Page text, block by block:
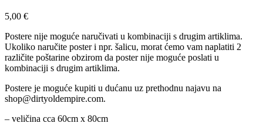
5,00 €
Postere nije moguće naručivati u kombinaciji s drugim artiklima.
Ukoliko naručite poster i npr. šalicu, morat ćemo vam naplatiti 2
različite poštarine obzirom da poster nije moguće poslati u
kombinaciji s drugim artiklima.
Postere je moguće kupiti u dućanu uz prethodnu najavu na
shop@dirtyoldempire.com.
– veličina cca 60cm x 80cm